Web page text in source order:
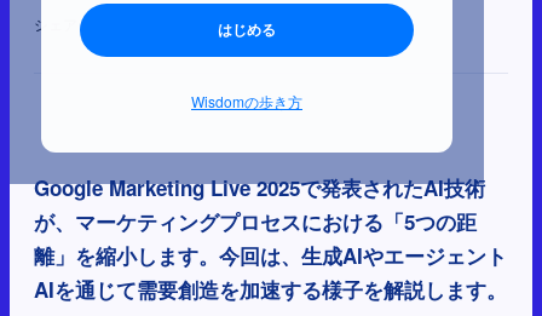
はじめる
Wisdomの歩き方
シェア
Google Marketing Live 2025で発表されたAI技術
が、マーケティングプロセスにおける「5つの距
離」を縮小します。今回は、生成AIやエージェント
AIを通じて需要創造を加速する様子を解説します。